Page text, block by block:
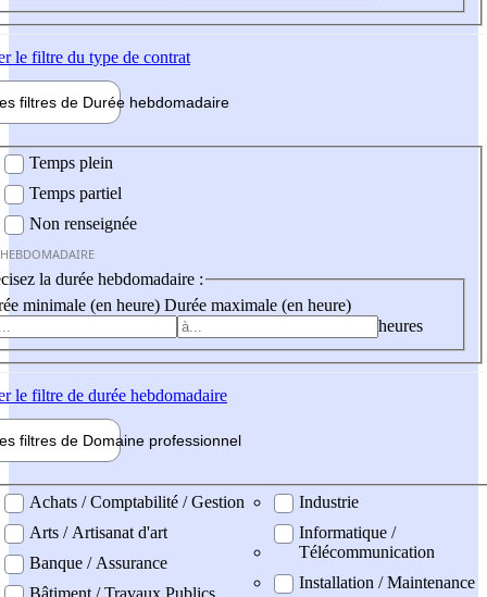
le filtre du type de contrat
filtres de Durée hebdomadaire
Temps plein
Temps partiel
Non renseignée
la durée hebdomadaire :
minimale (en heure) Durée maximale (en heure)
heures
le filtre de durée hebdomadaire
filtres de Domaine professionnel
professionel
Achats / Comptabilité / Gestion
Arts / Artisanat d'art
Banque / Assurance
Bâtiment / Travaux Publics
Industrie
Informatique /
Télécommunication
Installation / Maintenance